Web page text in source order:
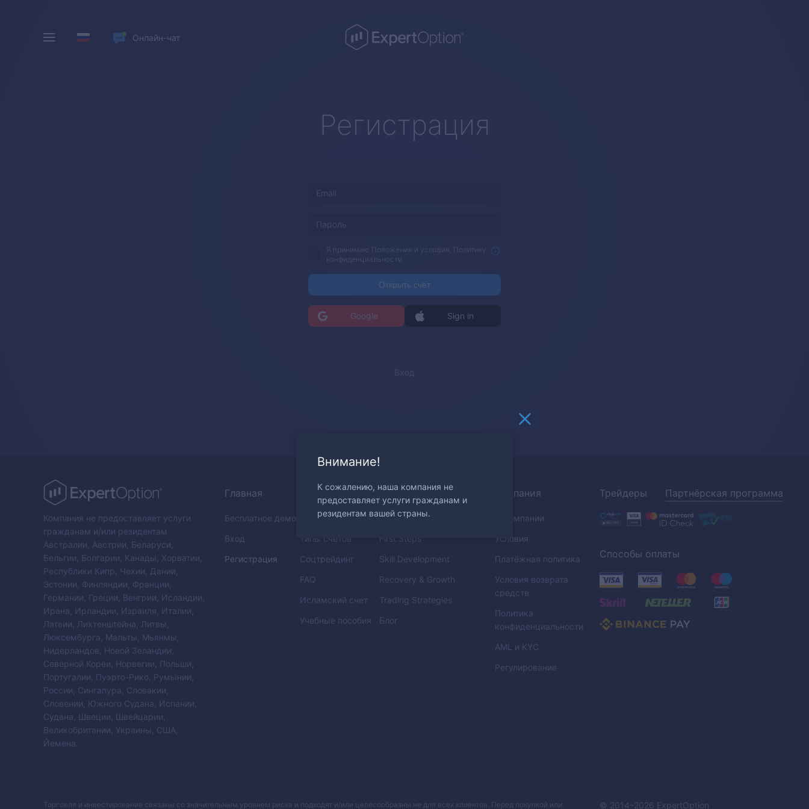
Онлайн-чат
Регистрация
Я принимаю Положения и условия, Политику
конфиденциальности
Открыть счёт
Google Sign in
Вход
Компания не предоставляет услуги
гражданам и/или резидентам
Австралии, Австрии, Беларуси,
Бельгии, Болгарии, Канады, Хорватии,
Республики Кипр, Чехии, Дании,
Эстонии, Финляндии, Франции,
Германии, Греции, Венгрии, Исландии,
Ирана, Ирландии, Израиля, Италии,
Латвии, Лихтенштейна, Литвы,
Люксембурга, Мальты, Мьянмы,
Нидерландов, Новой Зеландии,
Северной Кореи, Норвегии, Польши,
Португалии, Пуэрто-Рико, Румынии,
России, Сингапура, Словакии,
Словении, Южного Судана, Испании,
Судана, Швеции, Швейцарии,
Великобритании, Украины, США,
Йемена.
Главная
Бесплатное демо
Вход
Регистрация
Трейдинг
Преимущества
Типы счетов
Соцтрейдинг
FAQ
Исламский счет
Учебные пособия
Обучение
How to Trade
First Steps
Skill Development
Recovery & Growth
Trading Strategies
Блог
Компания
О компании
Условия
Платёжная политика
Условия возврата
средств
Политика
конфиденциальности
AML
и KYC
Регулирование
Трейдеры Партнёрская программа
Способы оплаты
Торговля и инвестирование связаны со значительным уровнем риска и подходят и/или целесообразны не для всех клиентов. Перед покупкой или © 2014– 2026 ExpertOption
Внимание!
К сожалению, наша компания не
предоставляет услуги гражданам и
резидентам вашей страны.